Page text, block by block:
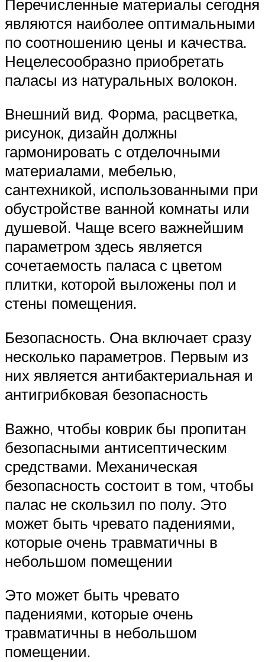
Перечисленные материалы сегодня
являются наиболее оптимальными
по соотношению цены и качества.
Нецелесообразно приобретать
паласы из натуральных волокон.
Внешний вид. Форма, расцветка,
рисунок, дизайн должны
гармонировать с отделочными
материалами, мебелью,
сантехникой, использованными при
обустройстве ванной комнаты или
душевой. Чаще всего важнейшим
параметром здесь является
сочетаемость паласа с цветом
плитки, которой выложены пол и
стены помещения.
Безопасность. Она включает сразу
несколько параметров. Первым из
них является антибактериальная и
антигрибковая безопасность
Важно, чтобы коврик бы пропитан
безопасными антисептическим
средствами. Механическая
безопасность состоит в том, чтобы
палас не скользил по полу. Это
может быть чревато падениями,
которые очень травматичны в
небольшом помещении
Это может быть чревато
падениями, которые очень
травматичны в небольшом
помещении.